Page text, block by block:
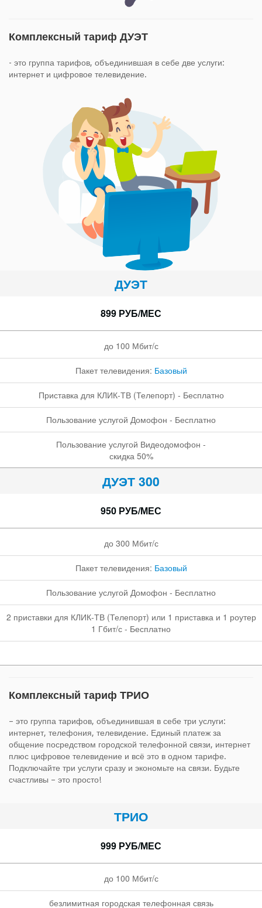
Комплексный тариф ДУЭТ
- это группа тарифов, объединившая в себе две услуги:
интернет и цифровое телевидение.
ДУЭТ
899 РУБ/МЕС
до 100 Мбит/с
Пакет телевидения: Базовый
Приставка для КЛИК-ТВ (Телепорт) - Бесплатно
Пользование услугой Домофон - Бесплатно
Пользование услугой Видеодомофон -
скидка 50%
ДУЭТ 300
950 РУБ/МЕС
до 300 Мбит/с
Пакет телевидения: Базовый
Пользование услугой Домофон - Бесплатно
2 приставки для КЛИК-ТВ (Телепорт) или 1 приставка и 1 роутер
1 Гбит/с - Бесплатно
Комплексный тариф ТРИО
– это группа тарифов, объединившая в себе три услуги:
интернет, телефония, телевидение. Единый платеж за
общение посредством городской телефонной связи, интернет
плюс цифровое телевидение и всё это в одном тарифе.
Подключайте три услуги сразу и экономьте на связи. Будьте
счастливы – это просто!
ТРИО
999 РУБ/МЕС
до 100 Мбит/с
безлимитная городская телефонная связь